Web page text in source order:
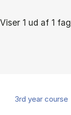
Viser 1 ud af 1 fag
3rd year course